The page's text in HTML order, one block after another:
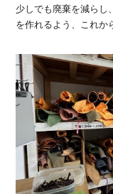
少しでも廃棄を減らし
を作れるよう、これか